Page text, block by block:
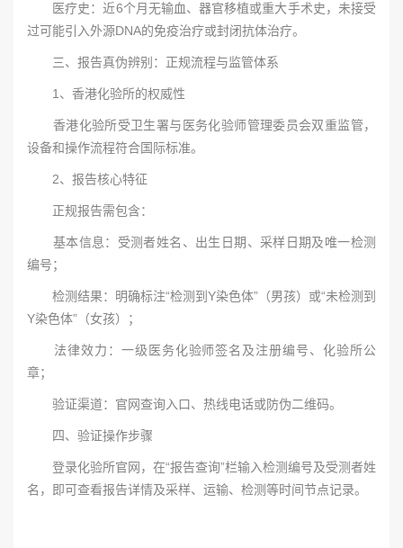
医疗史：近6个月无输血、器官移植或重大手术史，未接受
过可能引入外源DNA的免疫治疗或封闭抗体治疗。
三、报告真伪辨别：正规流程与监管体系
1、香港化验所的权威性
香港化验所受卫生署与医务化验师管理委员会双重监管，
设备和操作流程符合国际标准。
2、报告核心特征
正规报告需包含：
基本信息：受测者姓名、出生日期、采样日期及唯一检测
编号；
检测结果：明确标注“检测到Y染色体”（男孩）或“未检测到
Y染色体”（女孩）；
法律效力：一级医务化验师签名及注册编号、化验所公
章；
验证渠道：官网查询入口、热线电话或防伪二维码。
四、验证操作步骤
登录化验所官网，在“报告查询”栏输入检测编号及受测者姓
名，即可查看报告详情及采样、运输、检测等时间节点记录。